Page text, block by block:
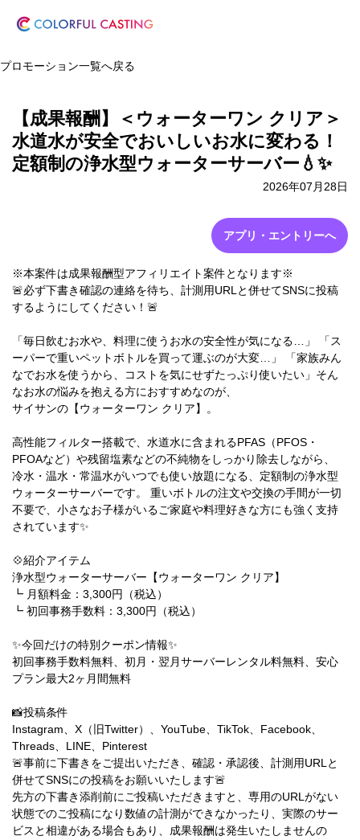
プロモーション一覧へ戻る
【成果報酬】＜ウォーターワン クリア＞
水道水が安全でおいしいお水に変わる！
定額制の浄水型ウォーターサーバー💧✨
2026年07月28日
アプリ・エントリーへ
※本案件は成果報酬型アフィリエイト案件となります※
🚨必ず下書き確認の連絡を待ち、計測用URLと併せてSNSに投稿
するようにしてください！🚨
「毎日飲むお水や、料理に使うお水の安全性が気になる…」 「ス
ーパーで重いペットボトルを買って運ぶのが大変…」 「家族みん
なでお水を使うから、コストを気にせずたっぷり使いたい」そん
なお水の悩みを抱える方におすすめなのが、
サイサンの【ウォーターワン クリア】。
高性能フィルター搭載で、水道水に含まれるPFAS（PFOS・
PFOAなど）や残留塩素などの不純物をしっかり除去しながら、
冷水・温水・常温水がいつでも使い放題になる、定額制の浄水型
ウォーターサーバーです。 重いボトルの注文や交換の手間が一切
不要で、小さなお子様がいるご家庭や料理好きな方にも強く支持
されています✨
💠紹介アイテム
浄水型ウォーターサーバー【ウォーターワン クリア】
┗ 月額料金：3,300円（税込）
┗ 初回事務手数料：3,300円（税込）
✨今回だけの特別クーポン情報✨
初回事務手数料無料、初月・翌月サーバーレンタル料無料、安心
プラン最大2ヶ月間無料
📸投稿条件
Instagram、X（旧Twitter）、YouTube、TikTok、Facebook、
Threads、LINE、Pinterest
🚨事前に下書きをご提出いただき、確認・承認後、計測用URLと
併せてSNSにの投稿をお願いいたします🚨
先方の下書き添削前にご投稿いただきますと、専用のURLがない
状態でのご投稿になり数値の計測ができなかったり、実際のサー
ビスと相違がある場合もあり、成果報酬は発生いたしませんの